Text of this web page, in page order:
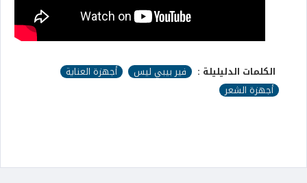
الكلمات الدليليلة : فير بيبي ليس
أجهزة العناية
أجهزة الشعر